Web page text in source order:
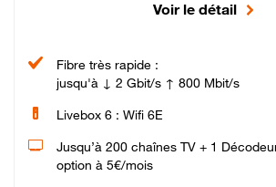
Voir le détail
Fibre très rapide :
jusqu'à ↓ 2 Gbit/s ↑ 800 Mbit/s
Livebox 6 : Wifi 6E
Jusqu’à 200 chaînes TV + 1
option à 5€/mois